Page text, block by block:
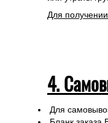
Для
4.
Для